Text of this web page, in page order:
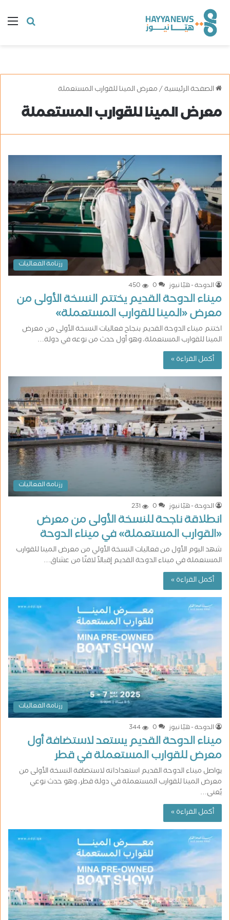
البحث
الصفحة الرئيسية/معرض المينا للقوارب المستعملة
معرض المينا للقوارب المستعملة
رزنامة الفعاليات
الدوحة - هيّا نيوز
0
450
ميناء الدوحة القديم يختتم النسخة الأولى من
معرض «المينا للقوارب المستعملة»
اختتم ميناء الدوحة القديم بنجاح فعاليات النسخة الأولى من معرض
المينا للقوارب المستعملة، وهو أول حدث من نوعه في دولة…
أكمل القراءة »
رزنامة الفعاليات
الدوحة - هيّا نيوز
0
231
انطلاقة ناجحة للنسخة الأولى من معرض
«القوارب المستعملة» في ميناء الدوحة
شهد اليوم الأول من فعاليات النسخة الأولي من معرض المينا للقوارب
المستعملة في ميناء الدوحة القديم إقبالاً لافتًا من عشاق…
أكمل القراءة »
رزنامة الفعاليات
الدوحة - هيّا نيوز
0
344
ميناء الدوحة القديم يستعد لاستضافة أول
معرض للقوارب المستعملة في قطر
يواصل ميناء الدوحة القديم استعداداته لاستضافة النسخة الأولى من
معرض المينا للقوارب المستعملة في دولة قطر، وهو حدث نوعي
يُعنى…
أكمل القراءة »